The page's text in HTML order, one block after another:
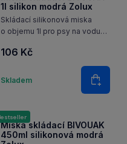
1l silikon modrá Zolux
Skládací silikonová miska
o objemu 1l pro psy na vodu
která se hodí při všech
aktivitách s vaším domácím
mazlíčkem.
106 Kč
Skladem
Množství
Do